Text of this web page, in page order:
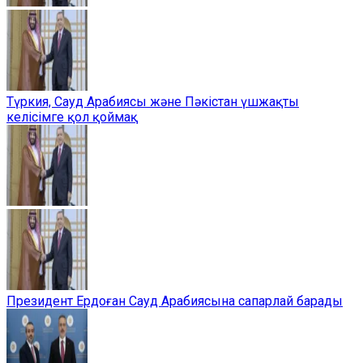
Түркия, Сауд Арабиясы және Пәкістан үшжақты
келісімге қол қоймақ
Президент Ердоған Сауд Арабиясына сапарлай барады